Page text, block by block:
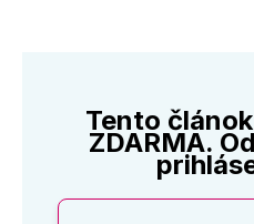
Tento
ZDARMA.